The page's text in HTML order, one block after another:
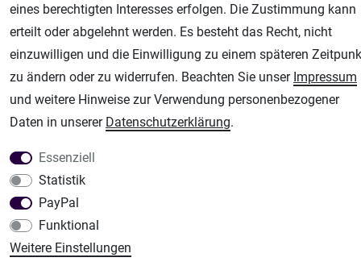
Modellbau Shop
Plotter-City
Schneideplotter, Transferpressen, Siebdruck und Plotterfolien
Im Shop Kaufen
Küchen Zubehör - Haus/Garten - Tierbedarf
eines berechtigten Interesses erfolgen. Die Zustimmung kann
erteilt oder abgelehnt werden. Es besteht das Recht, nicht
einzuwilligen und die Einwilligung zu einem späteren
zu ändern oder zu widerrufen. Beachten Sie unser Impressum
und weitere Hinweise zur Verwendung personenbezogener
Daten in unserer Daten­schutz­erklärung.
Essenziell
Statistik
PayPal
Funktional
Weitere Einstellungen